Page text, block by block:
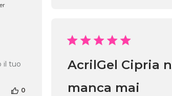
il tuo
0
Wed
Jul
AcrilGel Cipria
manca mai